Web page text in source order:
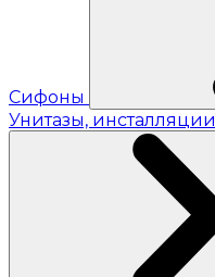
Сифоны
Унитазы, инсталляции